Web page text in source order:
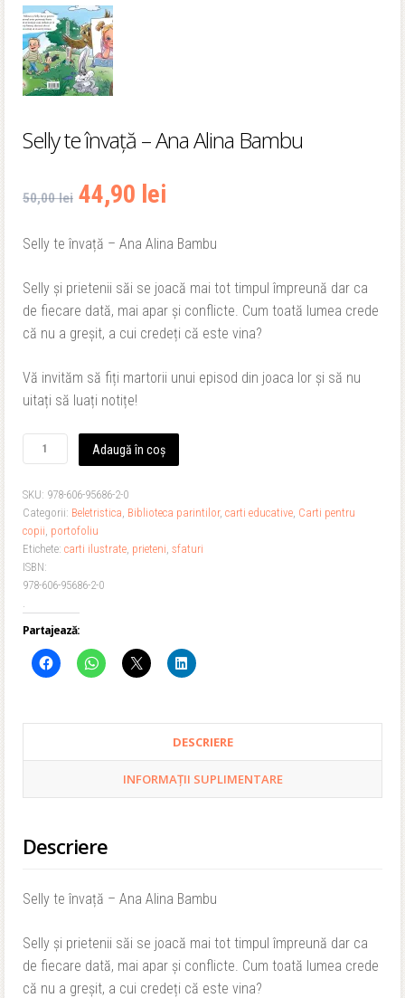
Selly te învață – Ana Alina Bambu
50,00lei Prețul
inițial
fost:
50,00 lei.
44,90 lei
curent
44,90 lei.
Selly te învață – Ana Alina Bambu
Selly și prietenii săi se joacă mai tot timpul împreună dar ca
de fiecare dată, mai apar și conflicte. Cum toată lumea crede
că nu a greșit, a cui credeți că este vina?
Vă invităm să fiți martorii unui episod din joaca lor și să nu
uitați să luați notițe!
învață
-
Ana
Alina
Bambu
Adaugă în coș
SKU: 978-606-95686-2-0
Categorii: Beletristica Biblioteca parintilor, carti educative Carti pentru
copii portofoliu
Etichete: carti ilustrate prieteni sfaturi
ISBN:
978-606-95686-2-0
Partajează:
DESCRIERE
INFORMAȚII SUPLIMENTARE
Descriere
Selly te învață – Ana Alina Bambu
Selly și prietenii săi se joacă mai tot timpul împreună dar ca
de fiecare dată, mai apar și conflicte. Cum toată lumea crede
că nu a greșit, a cui credeți că este vina?